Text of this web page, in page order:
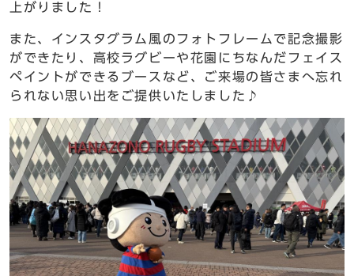
上がりました！
また、インスタグラム風のフォトフレームで記念撮影
ができたり、高校ラグビーや花園にちなんだフェイス
ペイントができるブースなど、ご来場の皆さまへ忘れ
られない思い出をご提供いたしました♪